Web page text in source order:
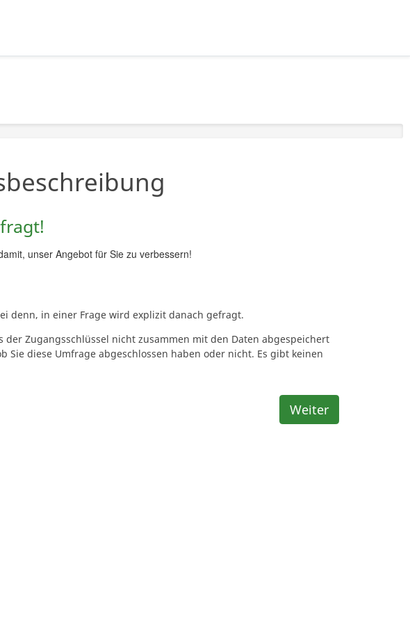
unser Angebot für Sie zu verbessern!
denn, in einer Frage wird explizit danach gefragt.
Zugangsschlüssel nicht zusammen mit den Daten abgespeichert
diese Umfrage abgeschlossen haben oder nicht. Es gibt keinen
Weiter